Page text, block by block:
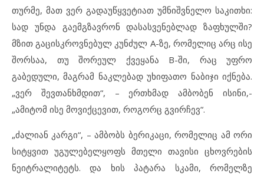
თურმე, მათ ვერ გადაუწყვეტიათ უმნიშვნელო საკითხი:
სად უნდა გაემგზავრონ დასასვენებლად ზაფხულში?
მზით გაცისკროვნებულ კუნძულ A-ზე, რომელიც არც ისე
შორსაა, თუ შორეულ ქვეყანა B-ში, რაც უფრო
გაბედული, მაგრამ ნაკლებად უხიფათო ნაბიჯი იქნება.
„ვერ შევთანხმდით“, – ერთხმად ამბობენ ისინი,-
„ამიტომ ისე მოვიქცევით, როგორც გვირჩევ“.
„ძალიან კარგი“, – ამბობს ბერიკაცი, რომელიც ამ ორი
სიტყვით უგულებელყოფს მთელი თავისი ცხოვრების
ნეიტრალიტეტს. და ხის პატარა სკამი, რომელზე